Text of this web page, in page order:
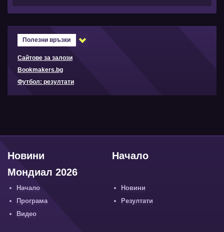
Полезни връзки
Сайтове за залози
Bookmakers.bg
Футбол: резултати
Начало
Новини
Мондиал 2026
Начало
Новини
Програма
Резултати
Видео